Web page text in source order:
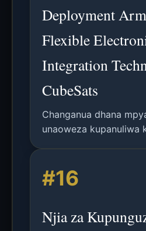
Deployment
Flexible
Integration
CubeSats
Changanua dhana
unaoweza kupanuliwa
wenye utulivu mbili na
unaoweza kubadilika,
umeme/data, na
#16
Njia za